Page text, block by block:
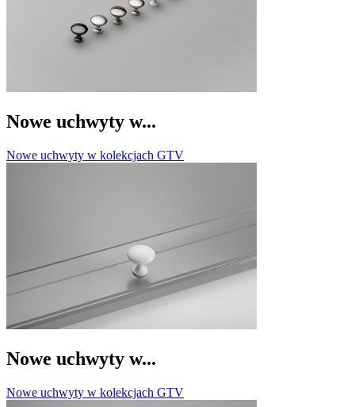
Nowe uchwyty w...
Nowe uchwyty w kolekcjach GTV
Nowe uchwyty w...
Nowe uchwyty w kolekcjach GTV